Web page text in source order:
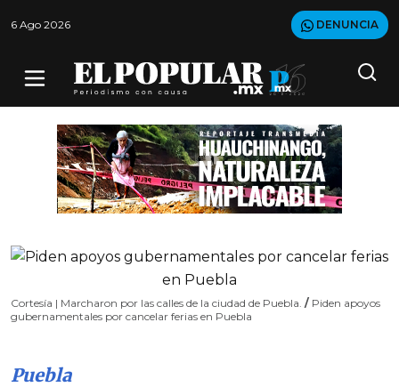
6 Ago 2026 DENUNCIA
Cortesía | Marcharon por las calles de la ciudad de Puebla. / Piden apoyos
gubernamentales por cancelar ferias en Puebla
Puebla